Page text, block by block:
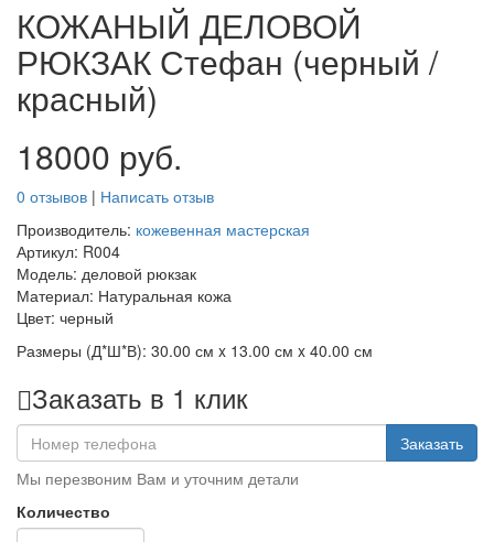
КОЖАНЫЙ ДЕЛОВОЙ
РЮКЗАК Стефан (черный /
красный)
18000 руб.
0 отзывов | Написать отзыв
Производитель: кожевенная мастерская
Артикул: R004
Модель: деловой рюкзак
Материал: Натуральная кожа
Цвет: черный
Размеры (Д*Ш*В): 30.00 см x 13.00 см x 40.00 см
Заказать в 1 клик
Заказать
Мы перезвоним Вам и уточним детали
Количество